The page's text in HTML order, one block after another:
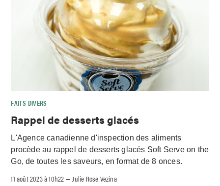
FAITS DIVERS
Rappel de desserts glacés
L'Agence canadienne d'inspection des aliments
procède au rappel de desserts glacés Soft Serve on the
Go, de toutes les saveurs, en format de 8 onces.
11 août 2023 à 10h22 – Julie Rose Vezina